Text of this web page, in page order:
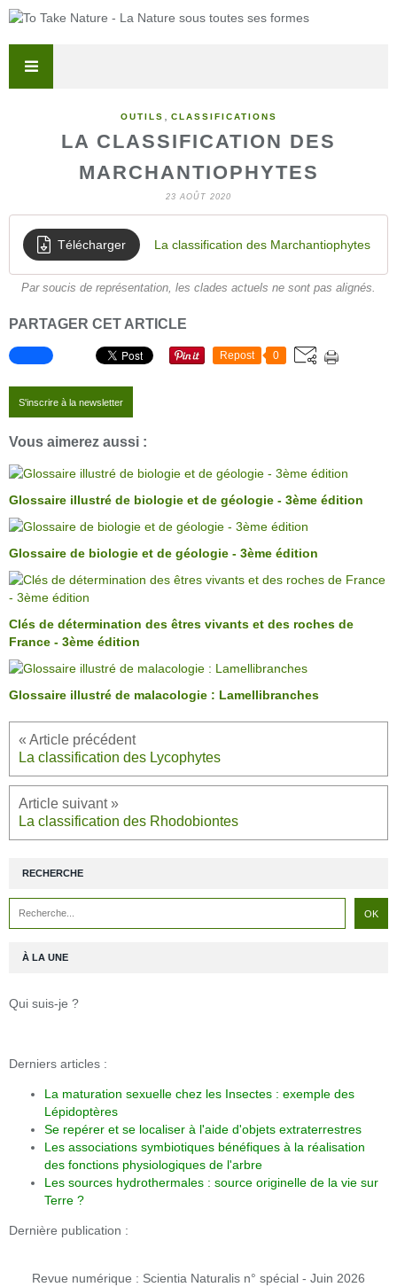
OUTILS CLASSIFICATIONS
LA CLASSIFICATION DES
MARCHANTIOPHYTES
23 AOÛT 2020
Télécharger La classification des Marchantiophytes
Par soucis de représentation, les clades actuels ne sont pas alignés.
PARTAGER CET ARTICLE
Repost 0
S'inscrire à la newsletter
Vous aimerez aussi :
Glossaire illustré de biologie et de géologie - 3ème édition
Glossaire de biologie et de géologie - 3ème édition
Clés de détermination des êtres vivants et des roches de
France - 3ème édition
Glossaire illustré de malacologie : Lamellibranches
La classification des Lycophytes
La classification des Rhodobiontes
RECHERCHE
À LA UNE
Qui suis-je ?
Derniers articles :
La maturation sexuelle chez les Insectes : exemple des
Lépidoptères
Se repérer et se localiser à l'aide d'objets extraterrestres
Les associations symbiotiques bénéfiques à la réalisation
des fonctions physiologiques de l'arbre
Les sources hydrothermales : source originelle de la vie sur
Terre ?
Dernière publication :
Revue numérique : Scientia Naturalis n° spécial - Juin 2026